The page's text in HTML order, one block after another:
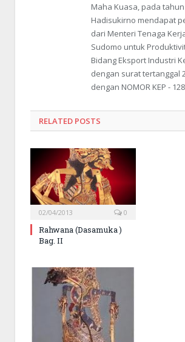
Maha Kuasa, pada tahun
Hadisukirno mendapat
dari Menteri Tenaga
Sudomo untuk
Bidang Eksport Industri
dengan surat tertanggal
dengan NOMOR KEP -
RELATED POSTS
02/04/2013 0
Rahwana (Dasamuka )
Bag. II